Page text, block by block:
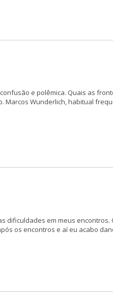
e polêmica. Quais as
Wunderlich, habitual
em meus encontros.
os encontros e aí eu acabo